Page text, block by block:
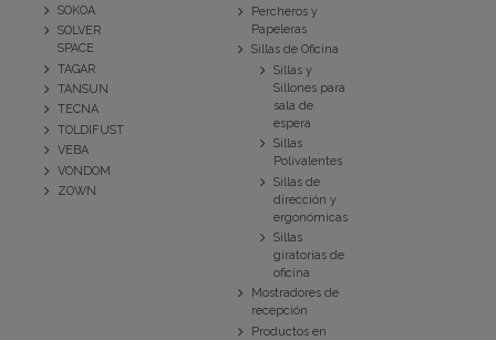
SOKOA
SOLVER
SPACE
TAGAR
TANSUN
TECNA
TOLDIFUST
VEBA
VONDOM
ZOWN
Percheros y
Papeleras
Sillas de Oficina
Sillas y
Sillones para
sala de
espera
Sillas
Polivalentes
Sillas de
dirección y
ergonómicas
Sillas
giratorias de
oficina
Mostradores de
recepción
Productos en